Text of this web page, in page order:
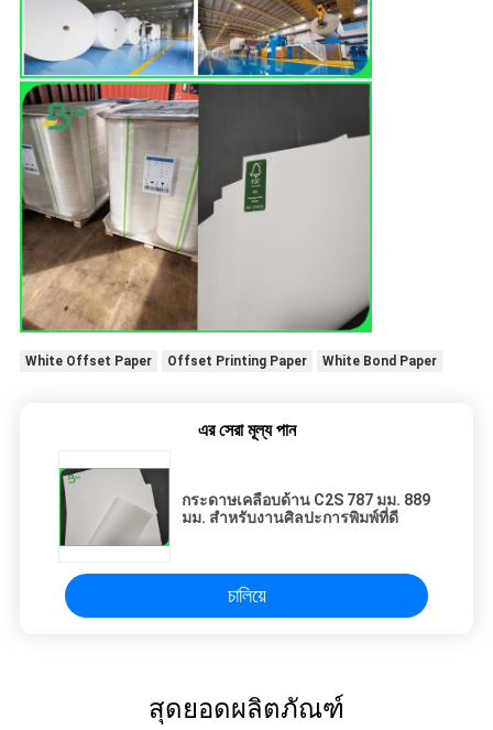
White Offset Paper Offset Printing Paper White Bond Paper
এর সেরা মূল্য পান
กระดาษเคลือบด้าน C2S 787 มม. 889
มม. สำหรับงานศิลปะการพิมพ์ที่ดี
চালিয়ে
สุดยอดผลิตภัณฑ์